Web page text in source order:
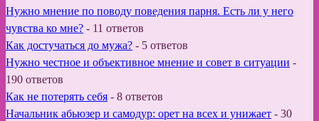
Нужно мнение по поводу поведения парня. Есть ли у него
чувства ко мне? - 11 ответов
Как достучаться до мужа? - 5 ответов
Нужно честное и объективное мнение и совет в ситуации -
190 ответов
Как не потерять себя - 8 ответов
Начальник абьюзер и самодур: орет на всех и унижает - 30